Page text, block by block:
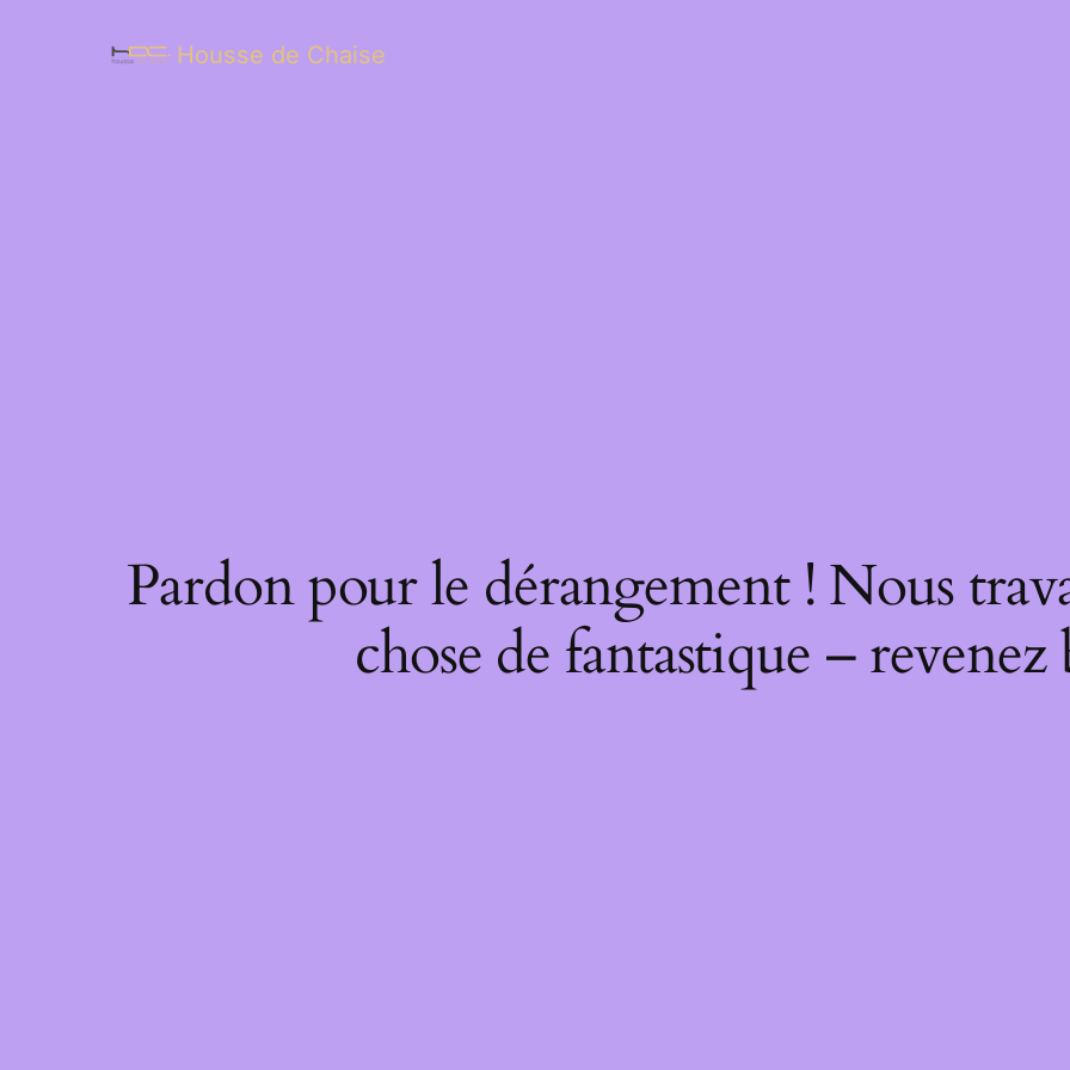
Housse de Chaise
Pardon pour le dérangement ! Nous
chose de fantastique –